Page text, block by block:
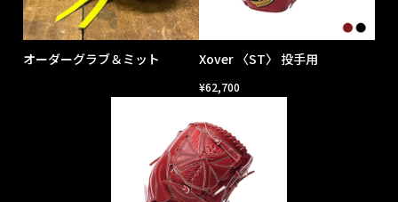
オーダーグラブ＆ミット Xover 〈ST〉 投手用
¥62,700